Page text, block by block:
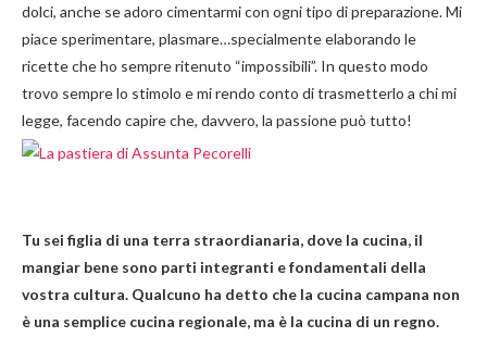
dolci, anche se adoro cimentarmi con ogni tipo di preparazione. Mi
piace sperimentare, plasmare…specialmente elaborando le
ricette che ho sempre ritenuto “impossibili”. In questo modo
trovo sempre lo stimolo e mi rendo conto di trasmetterlo a chi mi
legge, facendo capire che, davvero, la passione può tutto!
Tu sei figlia di una terra straordianaria, dove la cucina, il
mangiar bene sono parti integranti e fondamentali della
vostra cultura. Qualcuno ha detto che la cucina campana non
è una semplice cucina regionale, ma è la cucina di un regno.